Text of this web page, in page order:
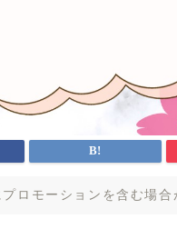
ロモーションを含む場合